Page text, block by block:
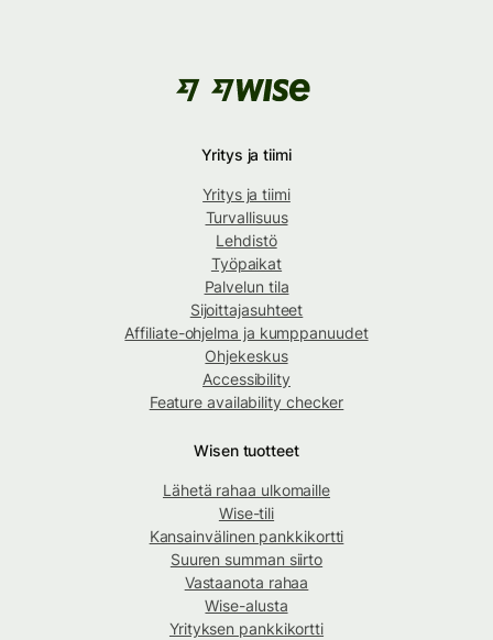
Yritys ja tiimi
Yritys ja tiimi
Turvallisuus
Lehdistö
Työpaikat
Palvelun tila
Sijoittajasuhteet
Affiliate-ohjelma ja kumppanuudet
Ohjekeskus
Accessibility
Feature availability checker
Wisen tuotteet
Lähetä rahaa ulkomaille
Wise-tili
Kansainvälinen pankkikortti
Suuren summan siirto
Vastaanota rahaa
Wise-alusta
Yrityksen pankkikortti